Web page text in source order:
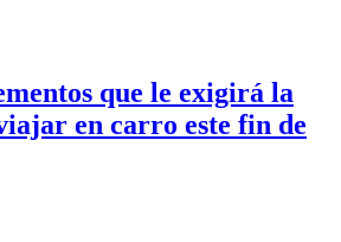
que le exigirá la
en carro este fin de